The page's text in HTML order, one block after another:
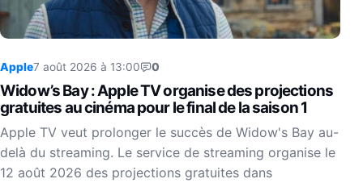
Apple7 août 2026 à 13:00 0
Widow’s Bay : Apple TV organise des projections
gratuites au cinéma pour le final de la saison 1
Apple TV veut prolonger le succès de Widow's Bay au-
delà du streaming. Le service de streaming organise le
12 août 2026 des projections gratuites dans